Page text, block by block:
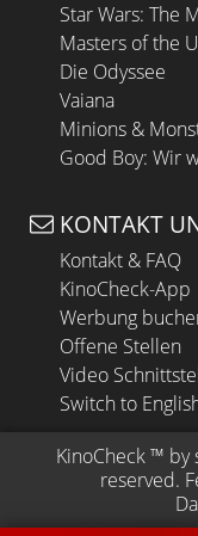
Star Wars: The
Masters of the
Die Odyssee
Vaiana
Minions &
Good Boy: Wir
KONTAKT
Kontakt & FAQ
KinoCheck-App
Werbung
Offene Stellen
Video
Switch to
KinoCheck ™ by
reserved.